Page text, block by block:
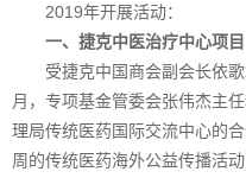
2019年开展活动：
一、捷克中医治疗中心项目
受捷克中国商会副会长依
月，专项基金管委会张伟杰主
理局传统医药国际交流中心的
周的传统医药海外公益传播活